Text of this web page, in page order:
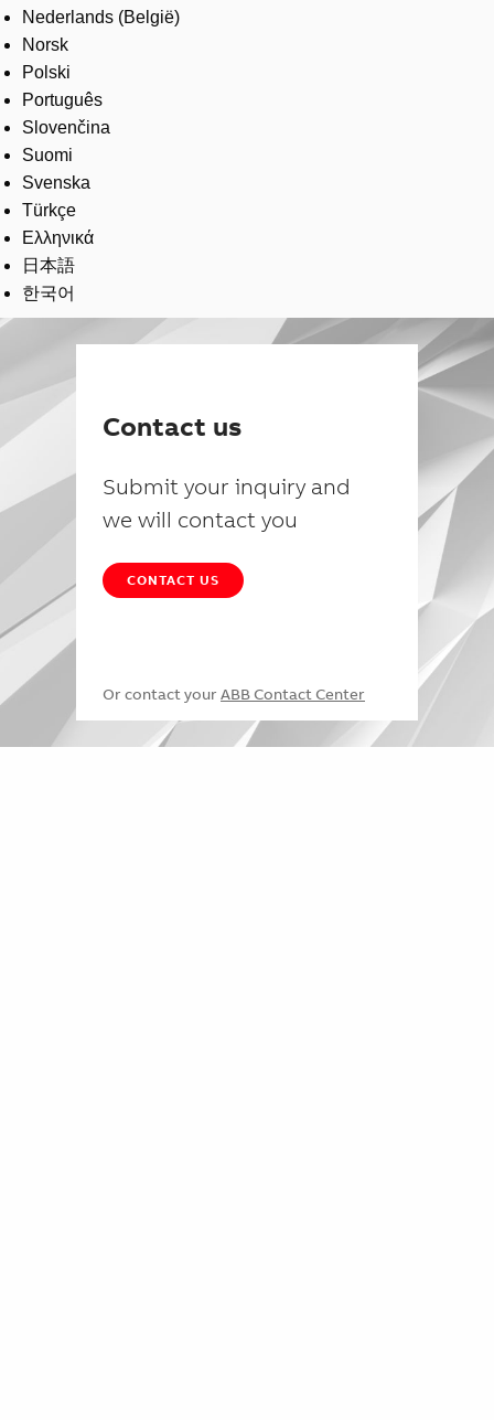
Nederlands (België)
Norsk
Polski
Português
Slovenčina
Suomi
Svenska
Türkçe
Ελληνικά
日本語
한국어
Contact us
Submit your inquiry and
we will contact you
CONTACT US
Or contact your ABB Contact Center